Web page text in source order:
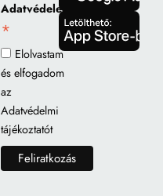
Adatvédelem
*
Elolvastam
és elfogadom
az
Adatvédelmi
tájékoztatót
gomb